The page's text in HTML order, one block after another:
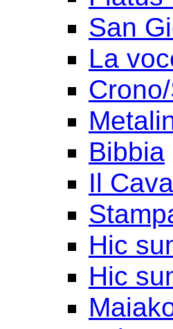
San
La
Bibbia
Il
Hic
Hic